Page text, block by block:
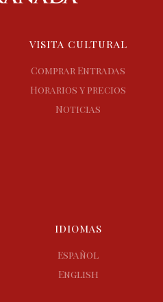
VISITA CULTURAL
Comprar Entradas
Horarios y precios
Noticias
IDIOMAS
Español
English